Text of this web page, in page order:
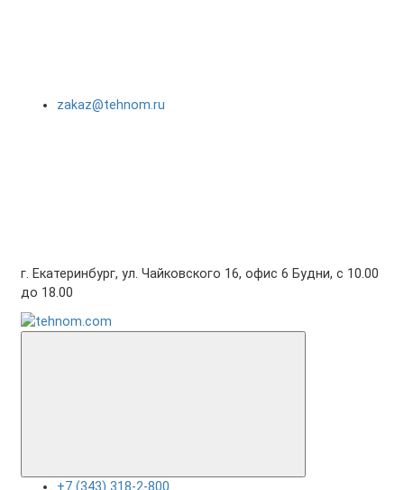
zakaz@tehnom.ru
г. Екатеринбург, ул. Чайковского 16, офис 6 Будни, с 10.00
до 18.00
+7 (343) 318-2-800